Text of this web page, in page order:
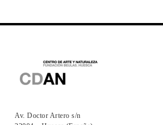
Av. Doctor Artero s/n